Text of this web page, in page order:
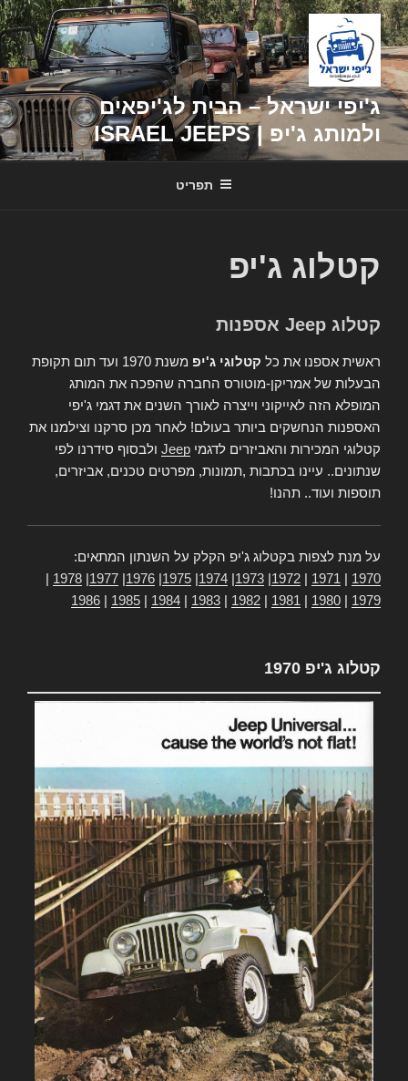
דילוג
לתוכן
ג'יפי ישראל – הבית לג'יפאים
ולמותג ג'יפ | ISRAEL JEEPS
תפריט
קטלוג ג'יפ
קטלוג Jeep אספנות
ראשית אספנו את כל קטלוגי ג'יפ
משנת 1970 ועד תום תקופת
הבעלות של אמריקן-מוטורס החברה שהפכה את המותג
המופלא הזה לאייקוני וייצרה לאורך השנים את דגמי ג'יפי
האספנות הנחשקים ביותר בעולם! לאחר מכן סרקנו וצילמנו את
קטלוגי המכירות והאביזרים לדגמי Jeep ולבסוף סידרנו לפי
שנתונים.. עיינו בכתבות ,תמונות, מפרטים טכנים, אביזרים,
תוספות ועוד.. תהנו!
על מנת לצפות בקטלוג ג'יפ הקלק על השנתון המתאים:
1970
1971
1972
1973
1974
1975
1976
1977
1978
1979
1980
1981
1982
1983
1984
1985
1986
קטלוג ג'יפ 1970